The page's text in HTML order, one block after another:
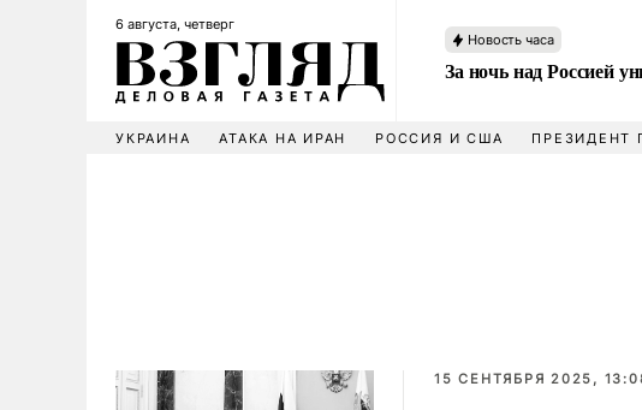
6 августа, четверг
Новость часа
За ночь над Россией
УКРАИНА АТАКА НА ИРАН РОССИЯ И США ПРЕЗИДЕНТ
15 СЕНТЯБРЯ 2025,